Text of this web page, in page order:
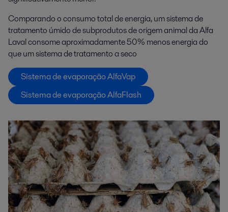
Comparando o consumo total de energia, um sistema de
tratamento úmido de subprodutos de origem animal da Alfa
Laval consome aproximadamente 50% menos energia do
que um sistema de tratamento a seco
Sistema de evaporação AlfaVap
Sistema de evaporação AlfaFlash